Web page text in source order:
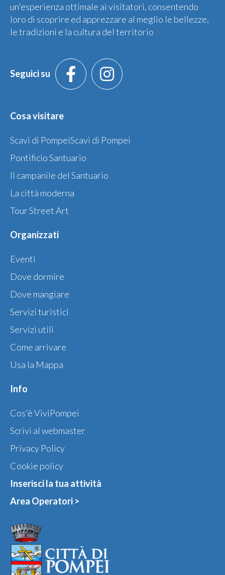
un'esperienza ottimale ai visitatori, consentendo
loro di scoprire ed apprezzare al meglio le bellezze,
le tradizioni e la cultura del territorio
Seguici su
Cosa visitare
Scavi di PompeiScavi di Pompei
Pontificio Santuario
Il campanile del Santuario
La città moderna
Tour Street Art
Organizzati
Eventi
Dove dormire
Dove mangiare
Servizi turistici
Servizi utili
Come arrivare
Usa la Mappa
Info
Cos'è ViviPompei
Scrivi al webmaster
Privacy Policy
Cookie policy
Inserisci la tua attività
Area Operatori >